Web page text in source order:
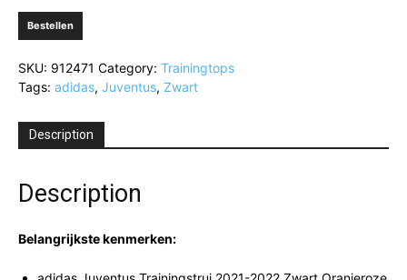
Bestellen
SKU: 912471 Category: Trainingtops
Tags: adidas, Juventus, Zwart
Description
Description
Belangrijkste kenmerken: